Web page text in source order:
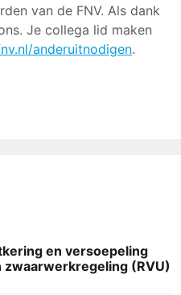
van de FNV. Als dank
Je collega lid maken
anderuitnodigen.
en versoepeling
(RVU)